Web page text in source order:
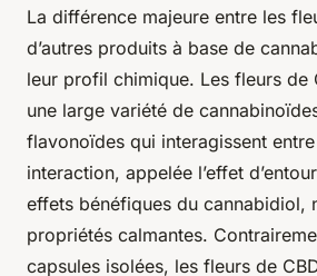
La différence majeure entre les
d’autres produits à base de
leur profil chimique. Les fleurs de
une large variété de
flavonoïdes qui interagissent
interaction, appelée l’effet
effets bénéfiques du cannabidiol,
propriétés calmantes.
capsules isolées, les fleurs de